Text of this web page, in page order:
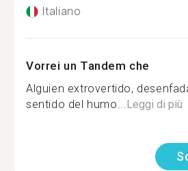
Italiano
Vorrei un Tandem che
Alguien extrovertido,
sentido del humo...Leggi di più